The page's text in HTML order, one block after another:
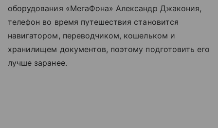
оборудования «МегаФона» Александр Джакония,
телефон во время путешествия становится
навигатором, переводчиком, кошельком и
хранилищем документов, поэтому подготовить его
лучше заранее.